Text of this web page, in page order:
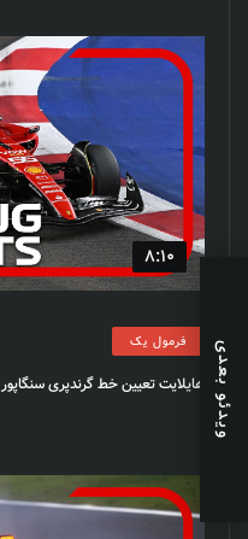
ویدئو بعدی
8:10
فرمول یک
هایلایت تعیین خط گرندپری سنگاپور 2023 | حذف زودهنگام ردبول